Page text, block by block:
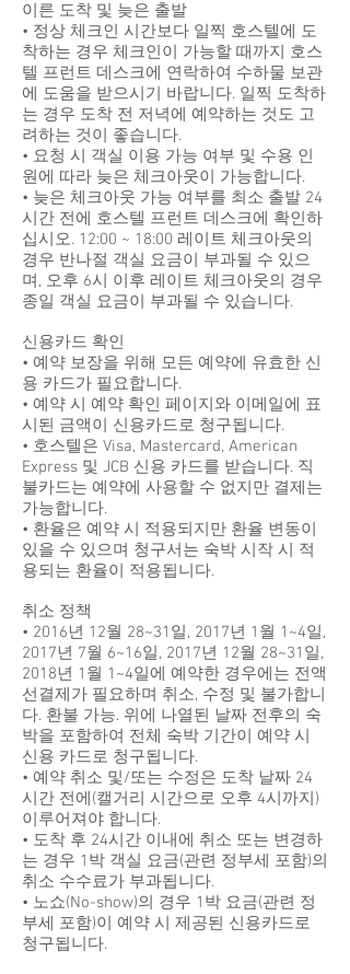
이른 도착 및 늦은 출발
• 정상 체크인 시간보다 일찍 호스텔에 도
착하는 경우 체크인이 가능할 때까지 호스
텔 프런트 데스크에 연락하여 수하물 보관
에 도움을 받으시기 바랍니다. 일찍 도착하
는 경우 도착 전 저녁에 예약하는 것도 고
려하는 것이 좋습니다.
• 요청 시 객실 이용 가능 여부 및 수용 인
원에 따라 늦은 체크아웃이 가능합니다.
• 늦은 체크아웃 가능 여부를 최소 출발 24
시간 전에 호스텔 프런트 데스크에 확인하
십시오. 12:00 ~ 18:00 레이트 체크아웃의
경우 반나절 객실 요금이 부과될 수 있으
며, 오후 6시 이후 레이트 체크아웃의 경우
종일 객실 요금이 부과될 수 있습니다.
신용카드 확인
• 예약 보장을 위해 모든 예약에 유효한 신
용 카드가 필요합니다.
• 예약 시 예약 확인 페이지와 이메일에 표
시된 금액이 신용카드로 청구됩니다.
• 호스텔은 Visa, Mastercard, American
Express 및 JCB 신용 카드를 받습니다. 직
불카드는 예약에 사용할 수 없지만 결제는
가능합니다.
• 환율은 예약 시 적용되지만 환율 변동이
있을 수 있으며 청구서는 숙박 시작 시 적
용되는 환율이 적용됩니다.
취소 정책
• 2016년 12월 28~31일, 2017년 1월 1~4일,
2017년 7월 6~16일, 2017년 12월 28~31일,
2018년 1월 1~4일에 예약한 경우에는 전액
선결제가 필요하며 취소, 수정 및 불가합니
다. 환불 가능. 위에 나열된 날짜 전후의 숙
박을 포함하여 전체 숙박 기간이 예약 시
신용 카드로 청구됩니다.
• 예약 취소 및/또는 수정은 도착 날짜 24
시간 전에(캘거리 시간으로 오후 4시까지)
이루어져야 합니다.
• 도착 후 24시간 이내에 취소 또는 변경하
는 경우 1박 객실 요금(관련 정부세 포함)의
취소 수수료가 부과됩니다.
• 노쇼(No-show)의 경우 1박 요금(관련 정
부세 포함)이 예약 시 제공된 신용카드로
청구됩니다.